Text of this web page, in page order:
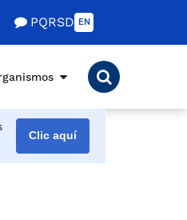
PQRSD EN
Clic aquí